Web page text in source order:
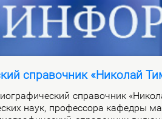
справочник «Николай
спра­воч­ник
на­ук, про­фес­со­ра ка­фед­ры